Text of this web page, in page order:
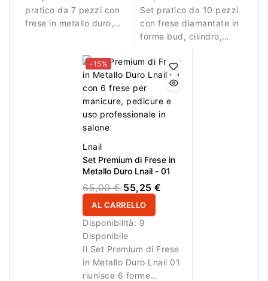
pratico da 7 pezzi con
frese in metallo duro,
manicure, pedicure,
preparazione, dettaglio
Set pratico da 10 pezzi
con frese diamantate in
forme bud, cilindro,
fiamma, sfera e cono,
oltre a una spazzola in
nylon per manicure,
pedicure, preparazione
e pulizia.
-15%
Lnail
Set Premium di Frese in
Metallo Duro Lnail - 01
65,00 € 55,25 €
AL CARRELLO
Disponibilità: 9
Disponibile
Il Set Premium di Frese
in Metallo Duro Lnail 01
riunisce 6 forme